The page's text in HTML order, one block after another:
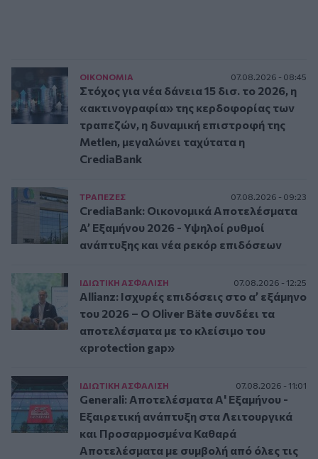
ΟΙΚΟΝΟΜΙΑ 07.08.2026 - 08:45
Στόχος για νέα δάνεια 15 δισ. το 2026, η
«ακτινογραφία» της κερδοφορίας των
τραπεζών, η δυναμική επιστροφή της
Metlen, μεγαλώνει ταχύτατα η
CrediaBank
ΤΡAΠΕΖΕΣ 07.08.2026 - 09:23
CrediaBank: Οικονομικά Αποτελέσματα
A’ Εξαμήνου 2026 - Υψηλοί ρυθμοί
ανάπτυξης και νέα ρεκόρ επιδόσεων
ΙΔΙΩΤΙΚΗ ΑΣΦAΛΙΣΗ 07.08.2026 - 12:25
Allianz: Ισχυρές επιδόσεις στο α’ εξάμηνο
του 2026 – Ο Oliver Bäte συνδέει τα
αποτελέσματα με το κλείσιμο του
«protection gap»
ΙΔΙΩΤΙΚΗ ΑΣΦAΛΙΣΗ 07.08.2026 - 11:01
Generali: Αποτελέσματα Α' Εξαμήνου -
Εξαιρετική ανάπτυξη στα Λειτουργικά
και Προσαρμοσμένα Καθαρά
Αποτελέσματα με συμβολή από όλες τις